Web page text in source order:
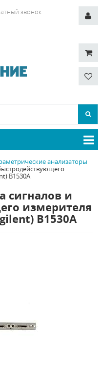
звонок
анализаторы
B1530A
сигналов и
измерителя
B1530A